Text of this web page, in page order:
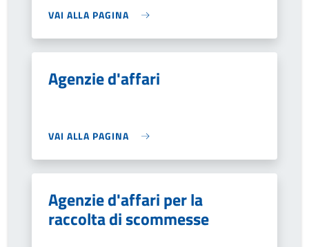
VAI ALLA PAGINA
Agenzie d'affari
VAI ALLA PAGINA
Agenzie d'affari per la
raccolta di scommesse